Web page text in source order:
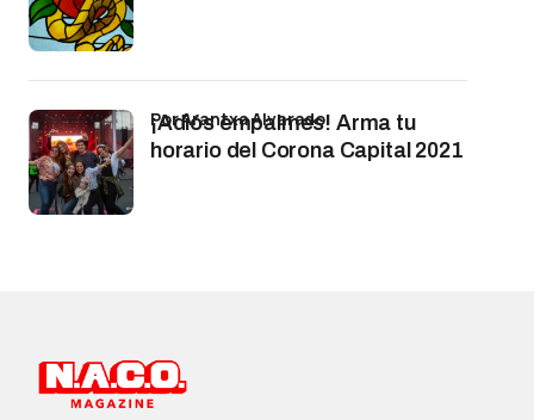
¡Adiós empalmes! Arma tu
horario del Corona Capital 2021
por Arantxa Alvarado